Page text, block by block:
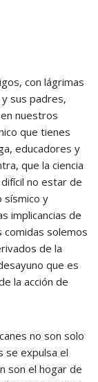
con lágrimas
sus padres,
nuestros
que tienes
educadores y
que la ciencia
no estar de
sísmico y
implicancias de
comidas solemos
de la
que es
la acción de
no son solo
se expulsa el
son el hogar de